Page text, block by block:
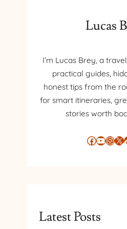
Lucas
I’m Lucas Brey, a
practical guides,
honest tips from the
for smart itineraries,
stories worth
Facebook YouTube InstagramX
Latest Posts